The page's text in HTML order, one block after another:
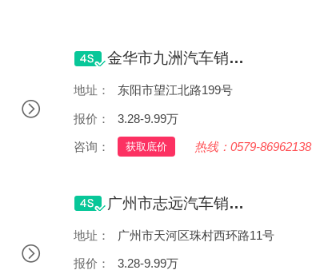
金华市九洲汽车销售服务有限公司
地址： 东阳市望江北路199号
报价： 3.28-9.99万
咨询： 获取底价 热线：0579-86962138
广州市志远汽车销售有限公司
地址： 广州市天河区珠村西环路11号
报价： 3.28-9.99万